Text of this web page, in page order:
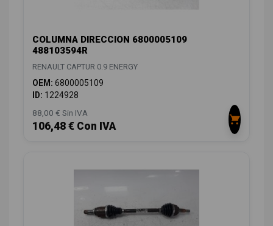
COLUMNA DIRECCION 6800005109
488103594R
RENAULT CAPTUR 0.9 ENERGY
OEM: 6800005109
ID: 1224928
88,00 € Sin IVA
106,48 € Con IVA